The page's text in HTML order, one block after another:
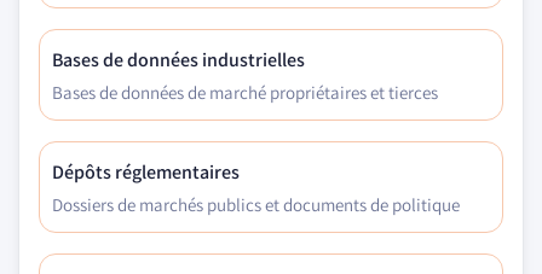
Bases de données industrielles
Bases de données de marché propriétaires et tierces
Dépôts réglementaires
Dossiers de marchés publics et documents de politique